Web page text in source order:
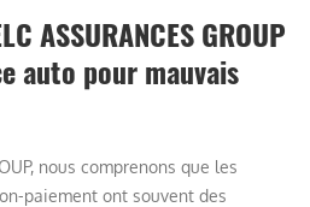
ASSURANCES GROUP
auto pour mauvais
nous comprenons que les
paiement ont souvent des